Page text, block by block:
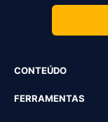
CONTEÚDO
FERRAMENTAS